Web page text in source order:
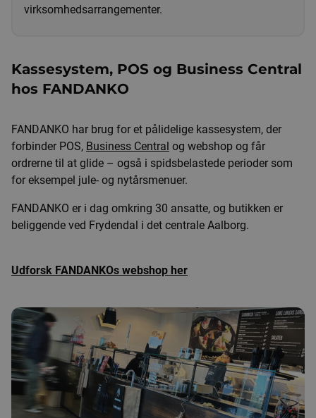
virksomhedsarrangementer.
Kassesystem, POS og Business Central
hos FANDANKO
FANDANKO har brug for et pålidelige kassesystem, der
forbinder POS, Business Central og webshop og får
ordrerne til at glide – også i spidsbelastede perioder som
for eksempel jule- og nytårsmenuer.
FANDANKO er i dag omkring 30 ansatte, og butikken er
beliggende ved Frydendal i det centrale Aalborg.
Udforsk FANDANKOs webshop her